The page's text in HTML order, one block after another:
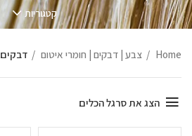
קטגוריות
Home צבע | דבקים | חומרי איטום דבקים
הצג את סרגל הכלים